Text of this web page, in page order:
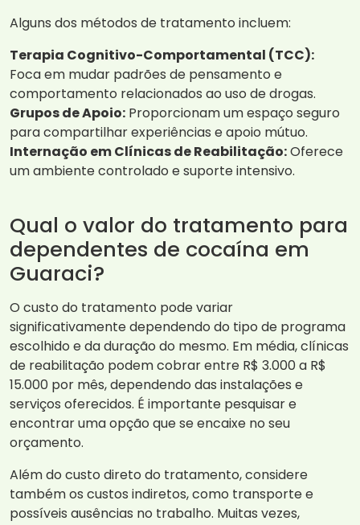
Alguns dos métodos de tratamento incluem:
Terapia Cognitivo-Comportamental (TCC):
Foca em mudar padrões de pensamento e
comportamento relacionados ao uso de drogas.
Grupos de Apoio: Proporcionam um espaço seguro
para compartilhar experiências e apoio mútuo.
Internação em Clínicas de Reabilitação:Oferece
um ambiente controlado e suporte intensivo.
Qual o valor do tratamento para
dependentes de cocaína em
Guaraci?
O custo do tratamento pode variar
significativamente dependendo do tipo de programa
escolhido e da duração do mesmo. Em média, clínicas
de reabilitação podem cobrar entre R$ 3.000 a R$
15.000 por mês, dependendo das instalações e
serviços oferecidos. É importante pesquisar e
encontrar uma opção que se encaixe no seu
orçamento.
Além do custo direto do tratamento, considere
também os custos indiretos, como transporte e
possíveis ausências no trabalho. Muitas vezes,